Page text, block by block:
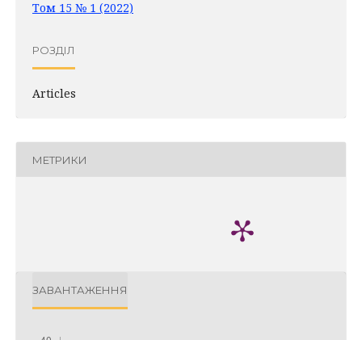
Том 15 № 1 (2022)
РОЗДІЛ
Articles
МЕТРИКИ
ЗАВАНТАЖЕННЯ